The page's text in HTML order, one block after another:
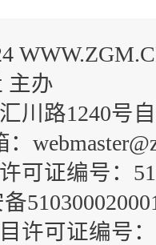
主办
川路1240号
可证编号：
许可证编号：